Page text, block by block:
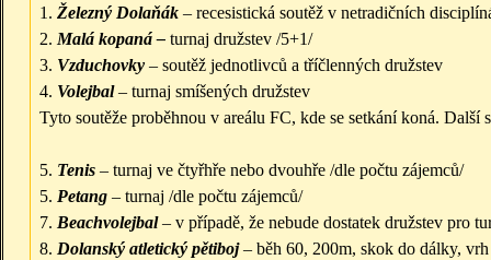
1. Železný Dolaňák – recesistická soutěž v netradičních
2. Malá kopaná – turnaj družstev /5+1/
3. Vzduchovky – soutěž jednotlivců a tříčlenných družstev
4. Volejbal– turnaj smíšených družstev
Tyto soutěže proběhnou v areálu FC, kde se setkání koná. Další
5. Tenis – turnaj ve čtyřhře nebo dvouhře /dle počtu zájemců/
5. Petang – turnaj /dle počtu zájemců/
7. Beachvolejbal– v případě, že nebude dostatek družstev pro
8. Dolanský atletický pětiboj– běh 60, 200m, skok do dálky,